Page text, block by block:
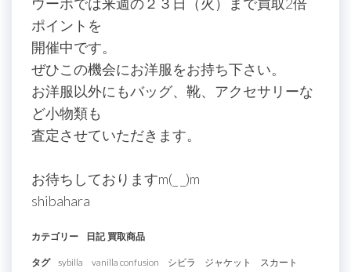
ポイントを
開催中です。
ぜひこの機会にお洋服をお持ち下さい。
お洋服以外にもバッグ、靴、アクセサリーな
ど小物類も
査定させていただきます。
お待ちしておりますm(_ _)m
shibahara
カテゴリー 日記 買取商品
タグ sybilla vanilla confusion シビラ ジャケット スカート